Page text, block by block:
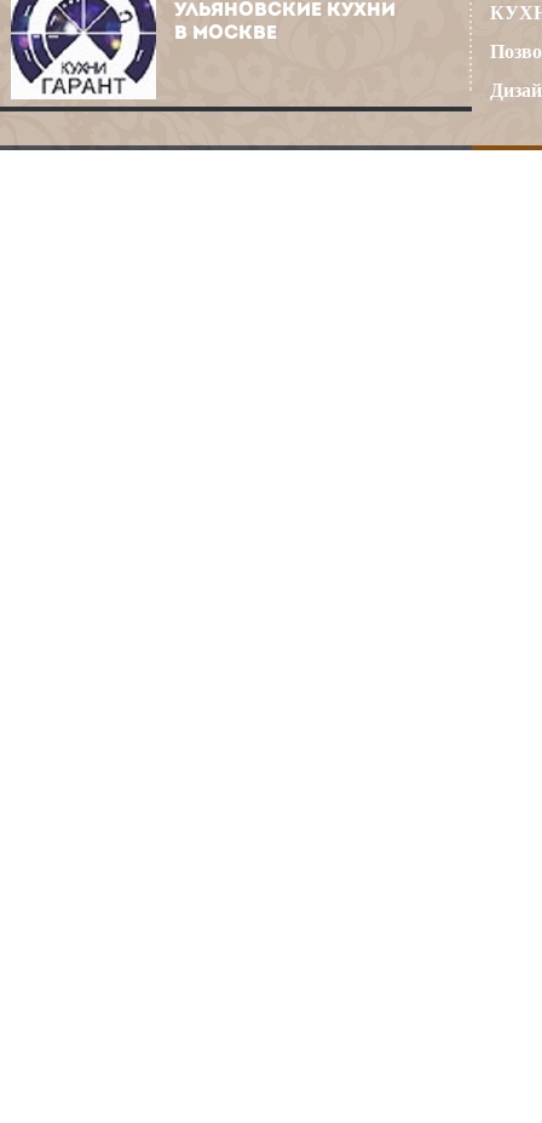
УЛЬЯНОВСКИЕ КУХНИ
В МОСКВЕ